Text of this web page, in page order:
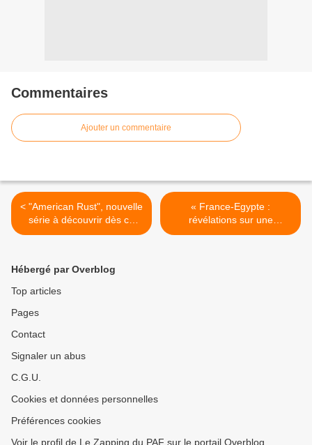
Commentaires
Ajouter un commentaire
< "American Rust", nouvelle
série à découvrir dès ce
jeudi sur CANAL+
« France-Egypte :
révélations sur une
opération secrète » au
Hébergé par Overblog
Top articles
Pages
Contact
Signaler un abus
C.G.U.
Cookies et données personnelles
Préférences cookies
Voir le profil de Le Zapping du PAF sur le portail Overblog